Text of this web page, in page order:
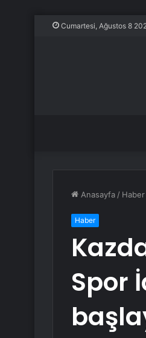
Cumartesi, Ağustos 8
Anasayfa / Haber
Haber
Spor